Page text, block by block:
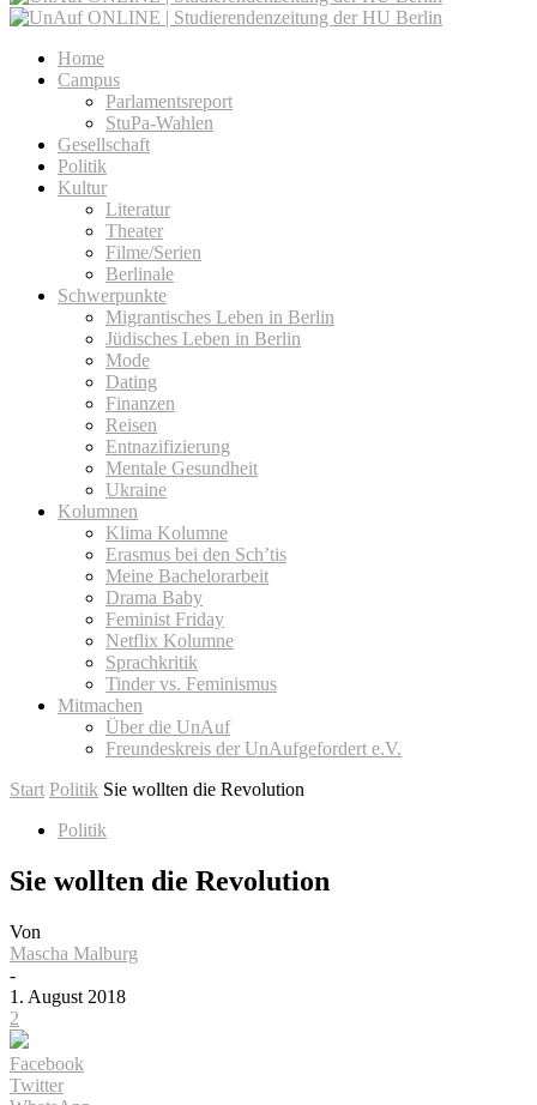
Home
Campus
Parlamentsreport
StuPa-Wahlen
Gesellschaft
Politik
Kultur
Literatur
Theater
Filme/Serien
Berlinale
Schwerpunkte
Migrantisches Leben in Berlin
Jüdisches Leben in Berlin
Mode
Dating
Finanzen
Reisen
Entnazifizierung
Mentale Gesundheit
Ukraine
Kolumnen
Klima Kolumne
Erasmus bei den Sch’tis
Meine Bachelorarbeit
Drama Baby
Feminist Friday
Netflix Kolumne
Sprachkritik
Tinder vs. Feminismus
Mitmachen
Über die UnAuf
Freundeskreis der UnAufgefordert e.V.
Start Politik Sie wollten die Revolution
Politik
Sie wollten die Revolution
Von
Mascha Malburg
-
1. August 2018
2
Facebook
Twitter